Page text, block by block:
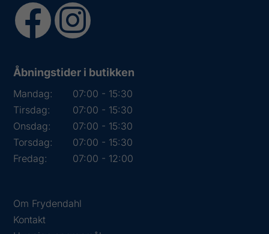
Åbningstider i butikken
Mandag:
07:00 - 15:30
Tirsdag:
07:00 - 15:30
Onsdag:
07:00 - 15:30
Torsdag:
07:00 - 15:30
Fredag:
07:00 - 12:00
Om Frydendahl
Kontakt